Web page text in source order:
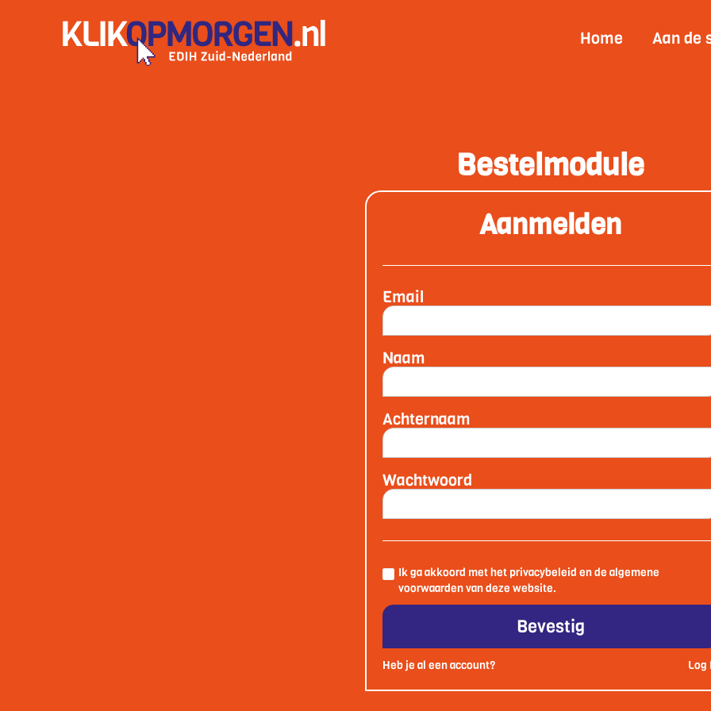
Home Aan de
Bestelmodule
Aanmelden
Email
Naam
Achternaam
Wachtwoord
Ik ga akkoord met het privacybeleid en de algemene
voorwaarden van deze website.
Heb je al een account? Log